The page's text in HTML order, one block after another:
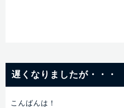
遅くなりましたが・・・
こんばんは！